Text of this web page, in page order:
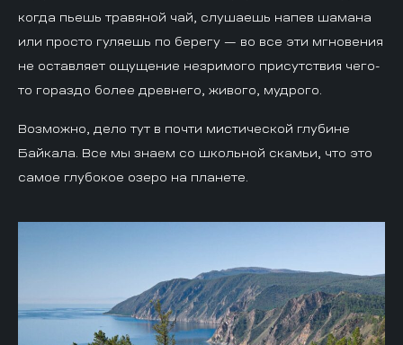
когда пьешь травяной чай, слушаешь напев шамана
или просто гуляешь по берегу — во все эти мгновения
не оставляет ощущение незримого присутствия чего-
то гораздо более древнего, живого, мудрого.
Возможно, дело тут в почти мистической глубине
Байкала. Все мы знаем со школьной скамьи, что это
самое глубокое озеро на планете.